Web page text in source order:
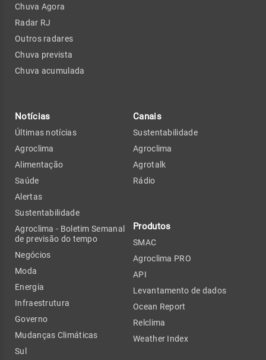
Chuva Agora
Radar RJ
Outros radares
Chuva prevista
Chuva acumulada
Notícias
Últimas notícias
Agroclima
Alimentação
Saúde
Alertas
Sustentabilidade
Agroclima - Boletim Semanal
de previsão do tempo
Negócios
Moda
Energia
Infraestrutura
Governo
Mudanças Climáticas
Sul
Canais
Sustentabilidade
Agroclima
Agrotalk
Rádio
Produtos
SMAC
Agroclima PRO
API
Levantamento de dados
Ocean Report
Relclima
Weather Index